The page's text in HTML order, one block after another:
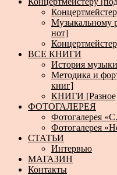
Музыкальному
нот]
ВСЕ КНИГИ
История
Методика и
книг]
КНИГИ
ФОТОГАЛЕРЕЯ
Фотогалерея
Фотогалерея
СТАТЬИ
Интервью
МАГАЗИН
Контакты